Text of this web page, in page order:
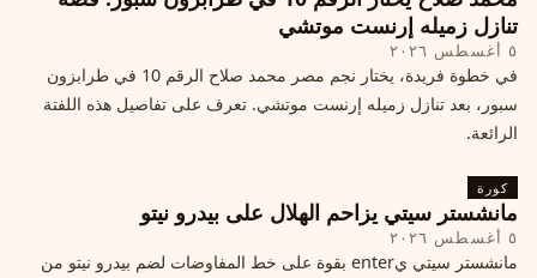
تنازل زميله إرنست موتشي
٥ أغسطس ٢٠٢٦
في خطوة فريدة، يختار نجم مصر محمد صلاح الرقم 10 في طرابزون
سبور، بعد تنازل زميله إرنست موتشي. تعرف على تفاصيل هذه اللفتة
الرائعة.
كورة
مانشستر سيتي يزاحم الهلال على بيدرو نيتو
٥ أغسطس ٢٠٢٦
مانشستر سيتي يenter بقوة على خط المفاوضات لضم بيدرو نيتو من